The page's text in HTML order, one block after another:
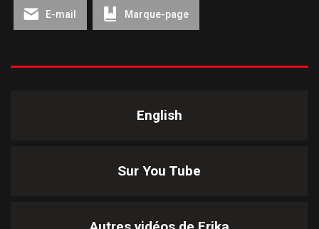
E-mail Marque-page
English
Sur You Tube